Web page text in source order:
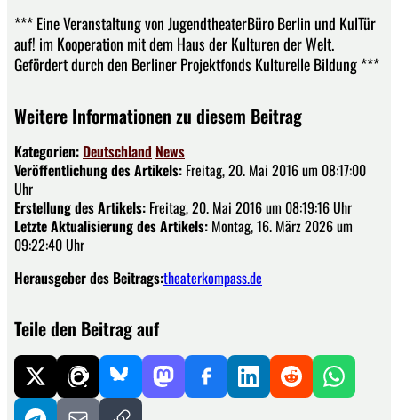
*** Eine Veranstaltung von JugendtheaterBüro Berlin und KulTür
auf! im Kooperation mit dem Haus der Kulturen der Welt.
Gefördert durch den Berliner Projektfonds Kulturelle Bildung ***
Weitere Informationen zu diesem Beitrag
Kategorien: Deutschland News
Veröffentlichung des Artikels: Freitag, 20. Mai 2016 um 08:17:00
Uhr
Erstellung des Artikels: Freitag, 20. Mai 2016 um 08:19:16 Uhr
Letzte Aktualisierung des Artikels: Montag, 16. März 2026 um
09:22:40 Uhr
Herausgeber des Beitrags:theaterkompass.de
Teile den Beitrag auf